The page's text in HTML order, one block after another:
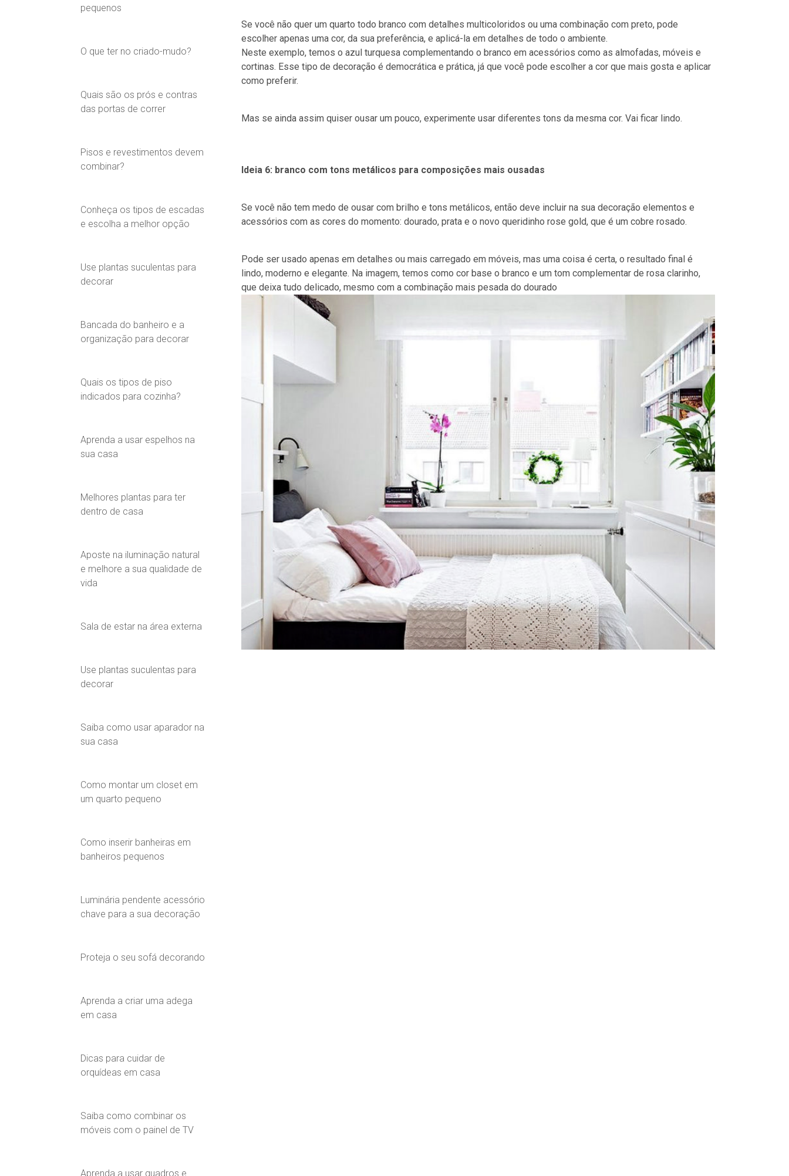
pequenos
O que ter no criado-mudo?
Quais são os prós e contras
das portas de correr
Pisos e revestimentos devem
combinar?
Conheça os tipos de escadas
e escolha a melhor opção
Use plantas suculentas para
decorar
Bancada do banheiro e a
organização para decorar
Quais os tipos de piso
indicados para cozinha?
Aprenda a usar espelhos na
sua casa
Melhores plantas para ter
dentro de casa
Aposte na iluminação natural
e melhore a sua qualidade de
vida
Sala de estar na área externa
Use plantas suculentas para
decorar
Saiba como usar aparador na
sua casa
Como montar um closet em
um quarto pequeno
Como inserir banheiras em
banheiros pequenos
Luminária pendente acessório
chave para a sua decoração
Proteja o seu sofá decorando
Aprenda a criar uma adega
em casa
Dicas para cuidar de
orquídeas em casa
Saiba como combinar os
móveis com o painel de TV
Aprenda a usar quadros e
Se você não quer um quarto todo branco com detalhes multicoloridos ou uma combinação com preto, pode
escolher apenas uma cor, da sua preferência, e aplicá-la em detalhes de todo o ambiente.
Neste exemplo, temos o azul turquesa complementando o branco em acessórios como as almofadas, móveis e
cortinas. Esse tipo de decoração é democrática e prática, já que você pode escolher a cor que mais gosta e aplicar
como preferir.
Mas se ainda assim quiser ousar um pouco, experimente usar diferentes tons da mesma cor. Vai ficar lindo.
Ideia 6: branco com tons metálicos para composições mais ousadas
Se você não tem medo de ousar com brilho e tons metálicos, então deve incluir na sua decoração elementos e
acessórios com as cores do momento: dourado, prata e o novo queridinho rose gold, que é um cobre rosado.
Pode ser usado apenas em detalhes ou mais carregado em móveis, mas uma coisa é certa, o resultado final é
lindo, moderno e elegante. Na imagem, temos como cor base o branco e um tom complementar de rosa clarinho,
que deixa tudo delicado, mesmo com a combinação mais pesada do dourado